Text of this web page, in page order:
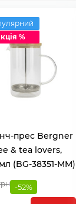
%
прес Bergner
& tea lovers,
(BG-38351-MM)
-52%